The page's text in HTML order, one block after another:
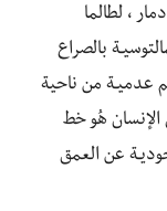
، لطالما
بالصراع
عدميـة من ناحية
الإنسان هُو خط
عن العمق